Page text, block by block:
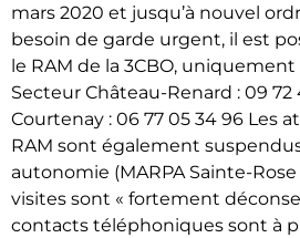
mars 2020 et jusqu’à nouvel
besoin de garde urgent, il est
le RAM de la 3CBO,
Secteur Château-Renard : 09
Courtenay : 06 77 05 34 96 Les
RAM sont également
autonomie (MARPA Sainte-Rose
visites sont « fortement
contacts téléphoniques sont à